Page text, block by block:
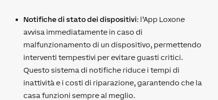
Notifiche di stato dei dispositivi: l’App Loxone
avvisa immediatamente in caso di
malfunzionamento di un dispositivo, permettendo
interventi tempestivi per evitare guasti critici.
Questo sistema di notifiche riduce i tempi di
inattività e i costi di riparazione, garantendo che la
casa funzioni sempre al meglio.